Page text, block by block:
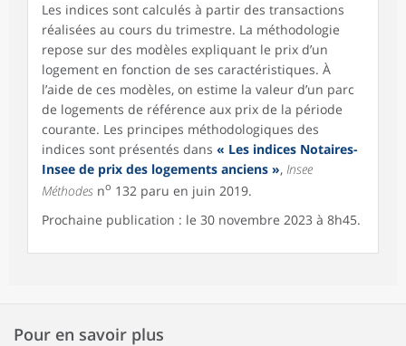
Les indices sont calculés à partir des transactions
réalisées au cours du trimestre. La méthodologie
repose sur des modèles expliquant le prix d’un
logement en fonction de ses caractéristiques. À
l’aide de ces modèles, on estime la valeur d’un parc
de logements de référence aux prix de la période
courante. Les principes méthodologiques des
indices sont présentés dans « Les indices Notaires-
Insee de prix des logements anciens », Insee
Méthodes no 132 paru en juin 2019.
Prochaine publication : le 30 novembre 2023 à 8h45.
Pour en savoir plus